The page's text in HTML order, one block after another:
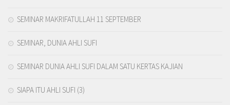
SEMINAR MAKRIFATULLAH 11 SEPTEMBER
SEMINAR, DUNIA AHLI SUFI
SEMINAR DUNIA AHLI SUFI DALAM SATU KERTAS KAJIAN
SIAPA ITU AHLI SUFI (3)